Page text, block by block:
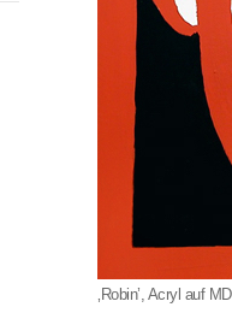
‚Robin’, Acryl auf